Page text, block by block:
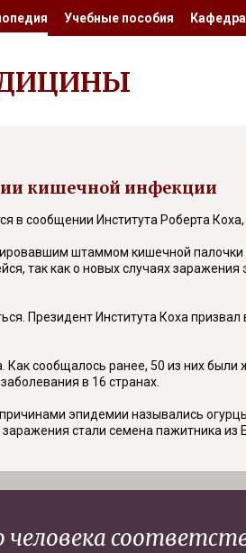
Учебные пособия Кафедра
кишечной инфекции
сообщении Института Роберта
штаммом кишечной
так как о новых случаях
Президент Института Коха
сообщалось ранее, 50 из них
в 16 странах.
эпидемии назывались
стали семена пажитника из
человека